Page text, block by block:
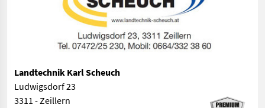
Landtechnik Karl Scheuch
Ludwigsdorf 23
3311 - Zeillern